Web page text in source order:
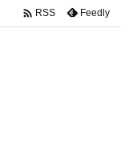
 RSS Feedly